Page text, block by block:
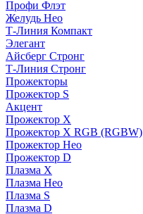
Профи Флэт
Желудь Нео
Т-Линия Компакт
Элегант
Айсберг Стронг
Т-Линия Стронг
Прожекторы
Прожектор S
Акцент
Прожектор X
Прожектор Х RGB (RGBW)
Прожектор Нео
Прожектор D
Плазма X
Плазма Нео
Плазма S
Плазма D